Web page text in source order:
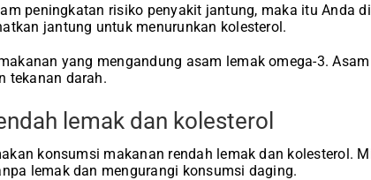
peningkatan risiko penyakit jantung, maka itu Anda
jantung untuk menurunkan kolesterol.
yang mengandung asam lemak omega-3.
tekanan darah.
lemak dan kolesterol
konsumsi makanan rendah lemak dan kolesterol.
lemak dan mengurangi konsumsi daging.